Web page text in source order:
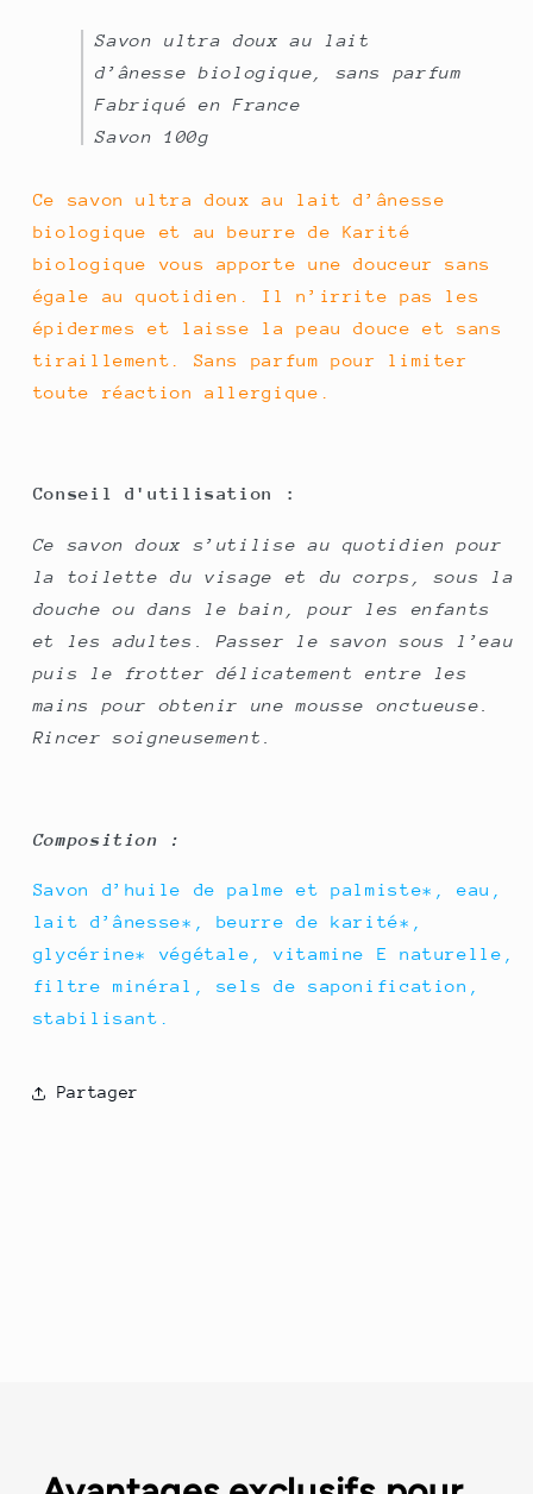
Savon ultra doux au lait
d’ânesse biologique, sans parfum
Fabriqué en France
Savon 100g
Ce savon ultra doux au lait d’ânesse
biologique et au beurre de Karité
biologique vous apporte une douceur sans
égale au quotidien. Il n’irrite pas les
épidermes et laisse la peau douce et sans
tiraillement. Sans parfum pour limiter
toute réaction allergique.
Conseil d'utilisation :
Ce savon doux s’utilise au quotidien pour
la toilette du visage et du corps, sous la
douche ou dans le bain, pour les enfants
et les adultes. Passer le savon sous l’eau
puis le frotter délicatement entre les
mains pour obtenir une mousse onctueuse.
Rincer soigneusement.
Composition :
Savon d’huile de palme et palmiste*, eau,
lait d’ânesse*, beurre de karité*,
glycérine* végétale, vitamine E naturelle,
filtre minéral, sels de saponification,
stabilisant.
Partager